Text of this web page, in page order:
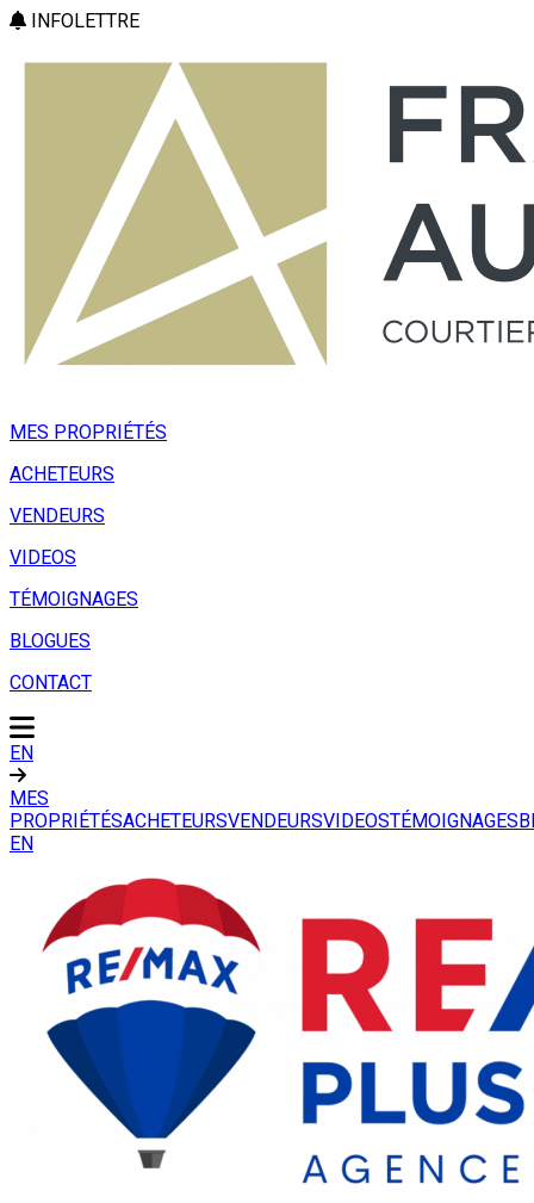
INFOLETTRE
MES PROPRIÉTÉS
ACHETEURS
VENDEURS
VIDEOS
TÉMOIGNAGES
BLOGUES
CONTACT
EN
MES
PROPRIÉTÉSACHETEURSVENDEURSVIDEOSTÉMOIGNAGES
EN